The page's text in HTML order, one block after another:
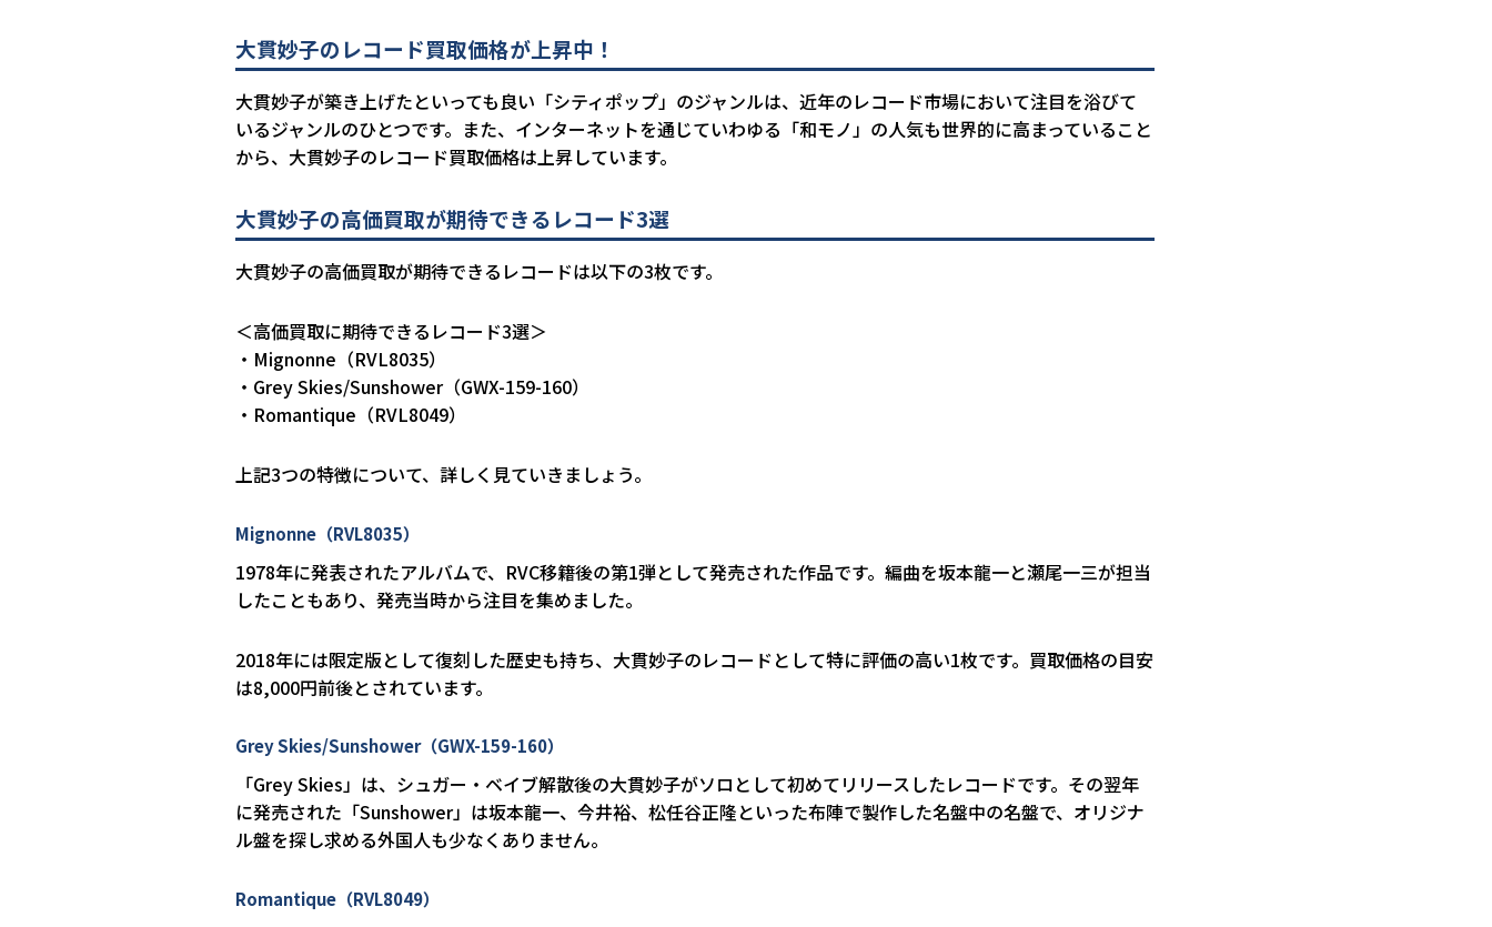
大貫妙子のレコード買取価格が上昇中！
大貫妙子が築き上げたといっても良い「シティポップ」のジャンルは、近年のレコード市場において注目を浴びて
いるジャンルのひとつです。また、インターネットを通じていわゆる「和モノ」の人気も世界的に高まっていること
から、大貫妙子のレコード買取価格は上昇しています。
大貫妙子の高価買取が期待できるレコード3選
大貫妙子の高価買取が期待できるレコードは以下の3枚です。
＜高価買取に期待できるレコード3選＞
・Mignonne（RVL8035）
・Grey Skies/Sunshower（GWX-159-160）
・Romantique（RVL8049）
上記3つの特徴について、詳しく見ていきましょう。
Mignonne（RVL8035）
1978年に発表されたアルバムで、RVC移籍後の第1弾として発売された作品です。編曲を坂本龍一と瀬尾一三が担当
したこともあり、発売当時から注目を集めました。
2018年には限定版として復刻した歴史も持ち、大貫妙子のレコードとして特に評価の高い1枚です。買取価格の目安
は8,000円前後とされています。
Grey Skies/Sunshower（GWX-159-160）
「Grey Skies」は、シュガー・ベイブ解散後の大貫妙子がソロとして初めてリリースしたレコードです。その翌年
に発売された「Sunshower」は坂本龍一、今井裕、松任谷正隆といった布陣で製作した名盤中の名盤で、オリジナ
ル盤を探し求める外国人も少なくありません。
Romantique（RVL8049）